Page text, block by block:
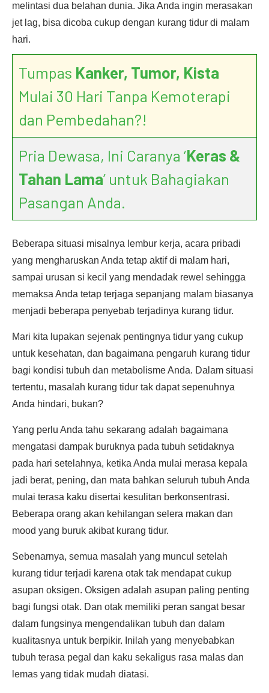
melintasi dua belahan dunia. Jika Anda ingin merasakan
jet lag, bisa dicoba cukup dengan kurang tidur di malam
hari.
Tumpas Kanker, Tumor, Kista
Mulai 30 Hari Tanpa Kemoterapi
dan Pembedahan?!
Pria Dewasa, Ini Caranya ‘Keras &
Tahan Lama’ untuk Bahagiakan
Pasangan Anda.
Beberapa situasi misalnya lembur kerja, acara pribadi
yang mengharuskan Anda tetap aktif di malam hari,
sampai urusan si kecil yang mendadak rewel sehingga
memaksa Anda tetap terjaga sepanjang malam biasanya
menjadi beberapa penyebab terjadinya kurang tidur.
Mari kita lupakan sejenak pentingnya tidur yang cukup
untuk kesehatan, dan bagaimana pengaruh kurang tidur
bagi kondisi tubuh dan metabolisme Anda. Dalam situasi
tertentu, masalah kurang tidur tak dapat sepenuhnya
Anda hindari, bukan?
Yang perlu Anda tahu sekarang adalah bagaimana
mengatasi dampak buruknya pada tubuh setidaknya
pada hari setelahnya, ketika Anda mulai merasa kepala
jadi berat, pening, dan mata bahkan seluruh tubuh Anda
mulai terasa kaku disertai kesulitan berkonsentrasi.
Beberapa orang akan kehilangan selera makan dan
mood yang buruk akibat kurang tidur.
Sebenarnya, semua masalah yang muncul setelah
kurang tidur terjadi karena otak tak mendapat cukup
asupan oksigen. Oksigen adalah asupan paling penting
bagi fungsi otak. Dan otak memiliki peran sangat besar
dalam fungsinya mengendalikan tubuh dan dalam
kualitasnya untuk berpikir. Inilah yang menyebabkan
tubuh terasa pegal dan kaku sekaligus rasa malas dan
lemas yang tidak mudah diatasi.